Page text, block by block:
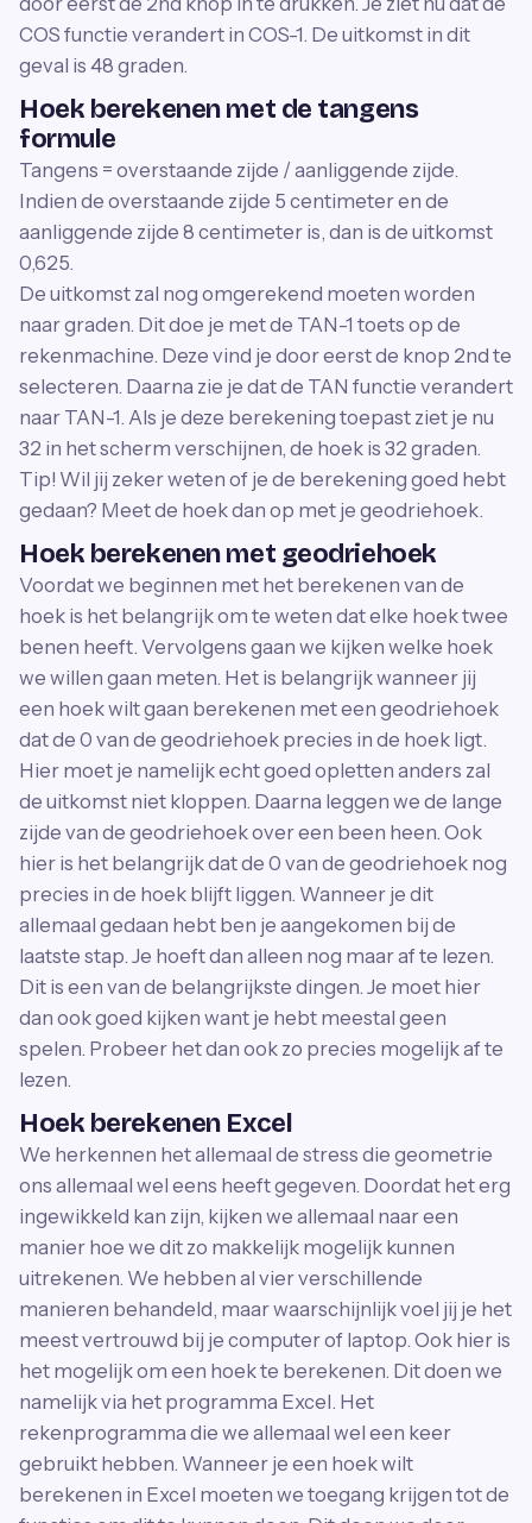
COS functie verandert in COS-1. De uitkomst in dit
geval is 48 graden.
Hoek berekenen met de tangens
formule
Tangens = overstaande zijde / aanliggende zijde.
Indien de overstaande zijde 5 centimeter en de
aanliggende zijde 8 centimeter is, dan is de uitkomst
0,625.
De uitkomst zal nog omgerekend moeten worden
naar graden. Dit doe je met de TAN-1 toets op de
rekenmachine. Deze vind je door eerst de knop 2nd te
selecteren. Daarna zie je dat de TAN functie verandert
naar TAN-1. Als je deze berekening toepast ziet je nu
32 in het scherm verschijnen, de hoek is 32 graden.
Tip! Wil jij zeker weten of je de berekening goed hebt
gedaan? Meet de hoek dan op met je geodriehoek.
Hoek berekenen met geodriehoek
Voordat we beginnen met het berekenen van de
hoek is het belangrijk om te weten dat elke hoek twee
benen heeft. Vervolgens gaan we kijken welke hoek
we willen gaan meten. Het is belangrijk wanneer jij
een hoek wilt gaan berekenen met een geodriehoek
dat de 0 van de geodriehoek precies in de hoek ligt.
Hier moet je namelijk echt goed opletten anders zal
de uitkomst niet kloppen. Daarna leggen we de lange
zijde van de geodriehoek over een been heen. Ook
hier is het belangrijk dat de 0 van de geodriehoek nog
precies in de hoek blijft liggen. Wanneer je dit
allemaal gedaan hebt ben je aangekomen bij de
laatste stap. Je hoeft dan alleen nog maar af te lezen.
Dit is een van de belangrijkste dingen. Je moet hier
dan ook goed kijken want je hebt meestal geen
spelen. Probeer het dan ook zo precies mogelijk af te
lezen.
Hoek berekenen Excel
We herkennen het allemaal de stress die geometrie
ons allemaal wel eens heeft gegeven. Doordat het erg
ingewikkeld kan zijn, kijken we allemaal naar een
manier hoe we dit zo makkelijk mogelijk kunnen
uitrekenen. We hebben al vier verschillende
manieren behandeld, maar waarschijnlijk voel jij je het
meest vertrouwd bij je computer of laptop. Ook hier is
het mogelijk om een hoek te berekenen. Dit doen we
namelijk via het programma Excel. Het
rekenprogramma die we allemaal wel een keer
gebruikt hebben. Wanneer je een hoek wilt
berekenen in Excel moeten we toegang krijgen tot de